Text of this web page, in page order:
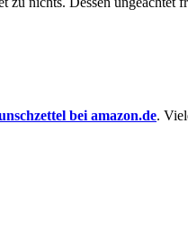
bei amazon.de.